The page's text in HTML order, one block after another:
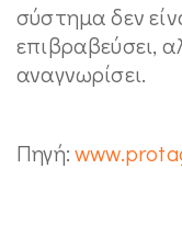
σύστημα δεν
επιβραβεύσει,
αναγνωρίσει.
Πηγή: